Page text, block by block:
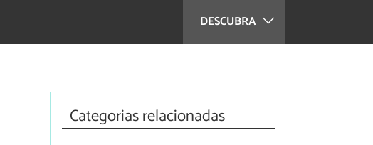
DESCUBRA
Categorias relacionadas